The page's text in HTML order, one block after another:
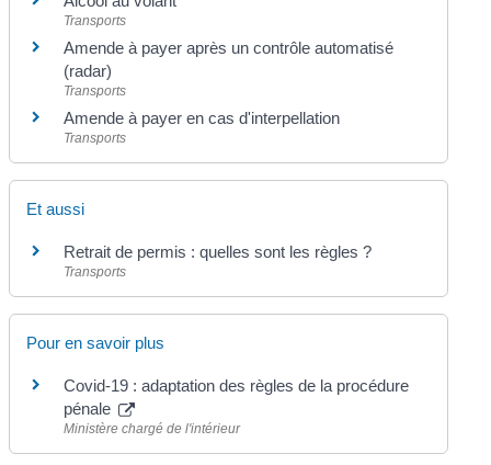
Transports
Amende à payer après un contrôle automatisé
(radar)
Transports
Amende à payer en cas d'interpellation
Transports
Et aussi
Retrait de permis : quelles sont les règles ?
Transports
Pour en savoir plus
Covid-19 : adaptation des règles de la procédure
pénale
Ministère chargé de l'intérieur